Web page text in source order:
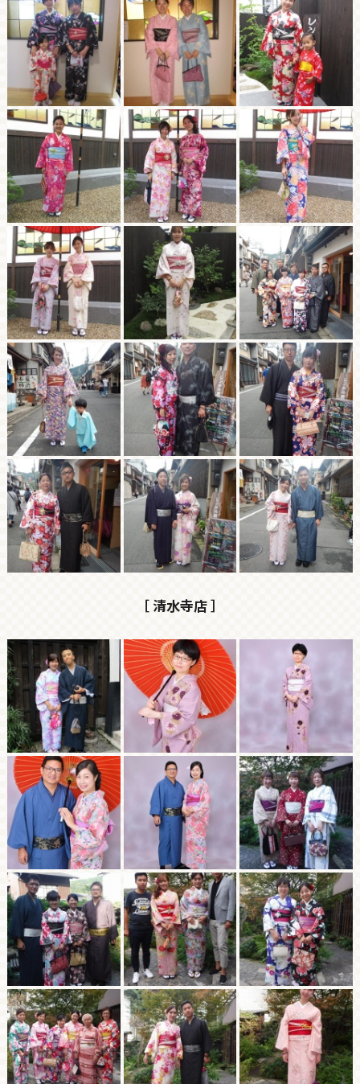
［ 清水寺店 ］